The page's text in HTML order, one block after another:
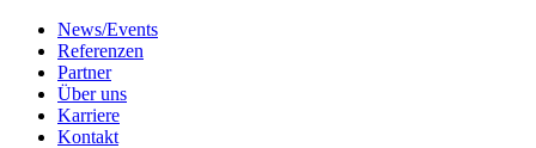
News/Events
Referenzen
Partner
Über uns
Karriere
Kontakt